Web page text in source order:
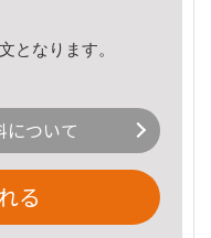
となります。
について
る